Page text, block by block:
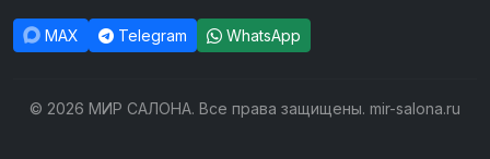
MAX Telegram WhatsApp
© 2026 МИР САЛОНА. Все права защищены. mir-salona.ru